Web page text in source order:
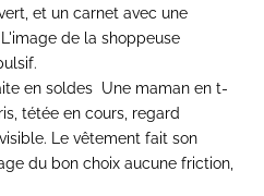
et un carnet avec une
de la shoppeuse
en soldes Une maman en t-
tétée en cours, regard
Le vêtement fait son
du bon choix aucune friction,